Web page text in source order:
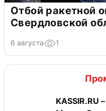
Отбой ракетной
Свердловской
6 августа 1
KASSIR.RU